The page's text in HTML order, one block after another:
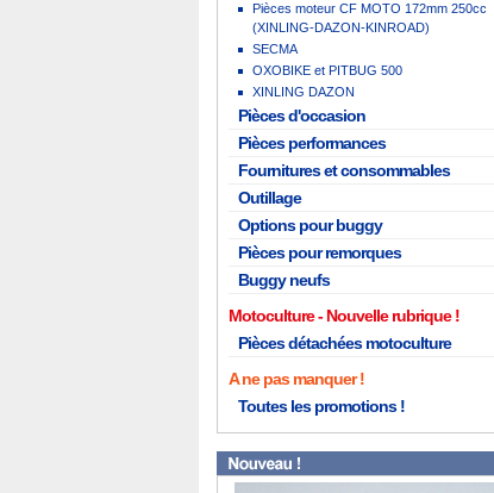
Pièces moteur CF MOTO 172mm 250cc
(XINLING-DAZON-KINROAD)
SECMA
OXOBIKE et PITBUG 500
XINLING DAZON
Pièces d'occasion
Pièces performances
Fournitures et consommables
Outillage
Options pour buggy
Pièces pour remorques
Buggy neufs
Motoculture
Pièces détachées motoculture
A ne pas manquer !
Toutes les promotions !